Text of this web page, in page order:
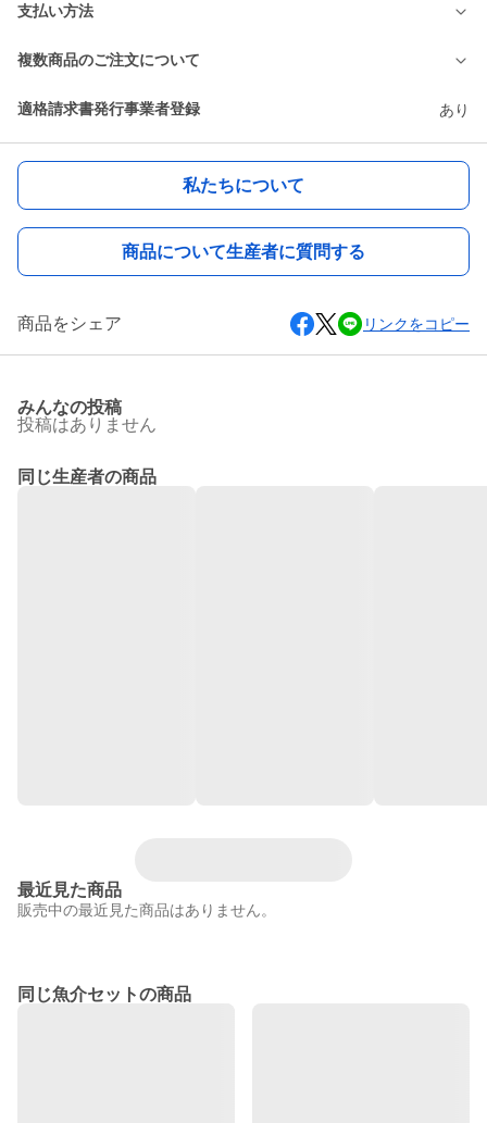
支払い方法
複数商品のご注文について
適格請求書発行事業者登録 あり
私たちについて
商品について生産者に質問する
商品をシェア リンクをコピー
みんなの投稿
投稿はありません
同じ生産者の商品
最近見た商品
販売中の最近見た商品はありません。
同じ魚介セットの商品